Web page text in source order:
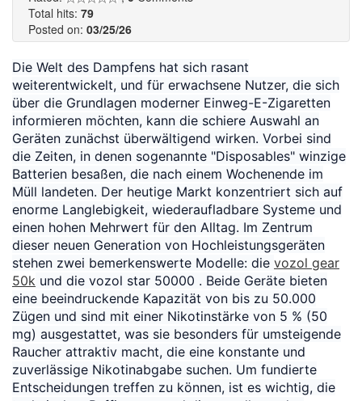
Total hits: 79
Posted on: 03/25/26
Die Welt des Dampfens hat sich rasant
weiterentwickelt, und für erwachsene Nutzer, die sich
über die Grundlagen moderner Einweg-E-Zigaretten
informieren möchten, kann die schiere Auswahl an
Geräten zunächst überwältigend wirken. Vorbei sind
die Zeiten, in denen sogenannte "Disposables" winzige
Batterien besaßen, die nach einem Wochenende im
Müll landeten. Der heutige Markt konzentriert sich auf
enorme Langlebigkeit, wiederaufladbare Systeme und
einen hohen Mehrwert für den Alltag. Im Zentrum
dieser neuen Generation von Hochleistungsgeräten
stehen zwei bemerkenswerte Modelle: die vozol gear
50k und die vozol star 50000 . Beide Geräte bieten
eine beeindruckende Kapazität von bis zu 50.000
Zügen und sind mit einer Nikotinstärke von 5 % (50
mg) ausgestattet, was sie besonders für umsteigende
Raucher attraktiv macht, die eine konstante und
zuverlässige Nikotinabgabe suchen. Um fundierte
Entscheidungen treffen zu können, ist es wichtig, die